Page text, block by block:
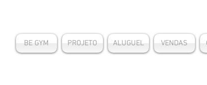
BE GYM PROJETO ALUGUEL VENDAS